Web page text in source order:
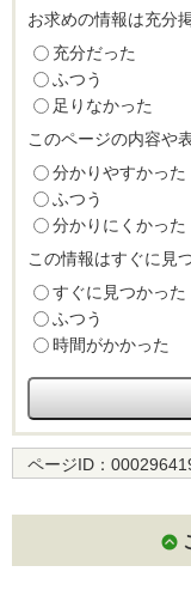
お求めの情報は充分
充分だった
ふつう
足りなかった
このページの内容や
分かりやすかった
ふつう
分かりにくかった
この情報はすぐに見
すぐに見つかった
ふつう
時間がかかった
ページID：